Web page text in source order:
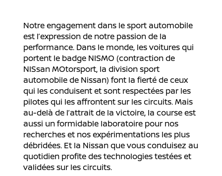
Notre engagement dans le sport automobile
est l’expression de notre passion de la
performance. Dans le monde, les voitures qui
portent le badge NISMO (contraction de
NISsan MOtorsport, la division sport
automobile de Nissan) font la fierté de ceux
qui les conduisent et sont respectées par les
pilotes qui les affrontent sur les circuits. Mais
au-delà de l’attrait de la victoire, la course est
aussi un formidable laboratoire pour nos
recherches et nos expérimentations les plus
débridées. Et la Nissan que vous conduisez au
quotidien profite des technologies testées et
validées sur les circuits.